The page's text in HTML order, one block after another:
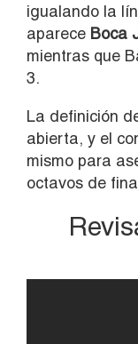
igualando la
aparece Boca
mientras que
3.
La definición
abierta, y el
mismo para
octavos de